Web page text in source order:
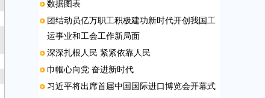
数据图表
团结动员亿万职工积极建功新时代开创我国工
运事业和工会工作新局面
深深扎根人民 紧紧依靠人民
巾帼心向党 奋进新时代
习近平将出席首届中国国际进口博览会开幕式